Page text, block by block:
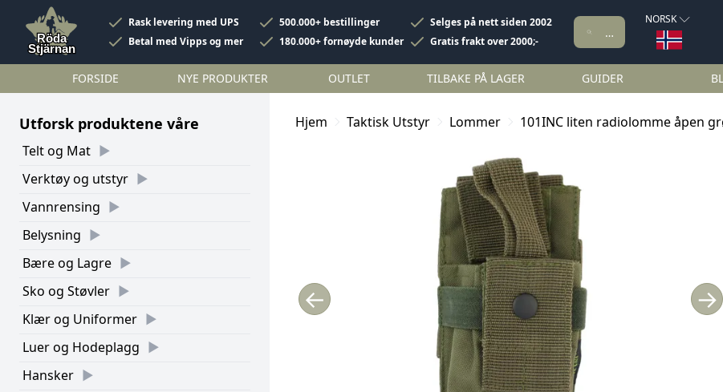
Rask levering med UPS 500.000+ bestillinger
Selges på nett siden 2002
Betal med Vipps og mer
180.000+ fornøyde kunder Gratis frakt over 2000;-
NORSK
FORSIDE NYE PRODUKTER OUTLET TILBAKE PÅ LAGER GUIDER
Utforsk produktene våre
Telt og Mat
Verktøy og utstyr
Vannrensing
Belysning
Bære og Lagre
Sko og Støvler
Klær og Uniformer
Luer og Hodeplagg
Hansker
Hjem Taktisk Utstyr Lommer 101INC liten radiolomme åpen
← →